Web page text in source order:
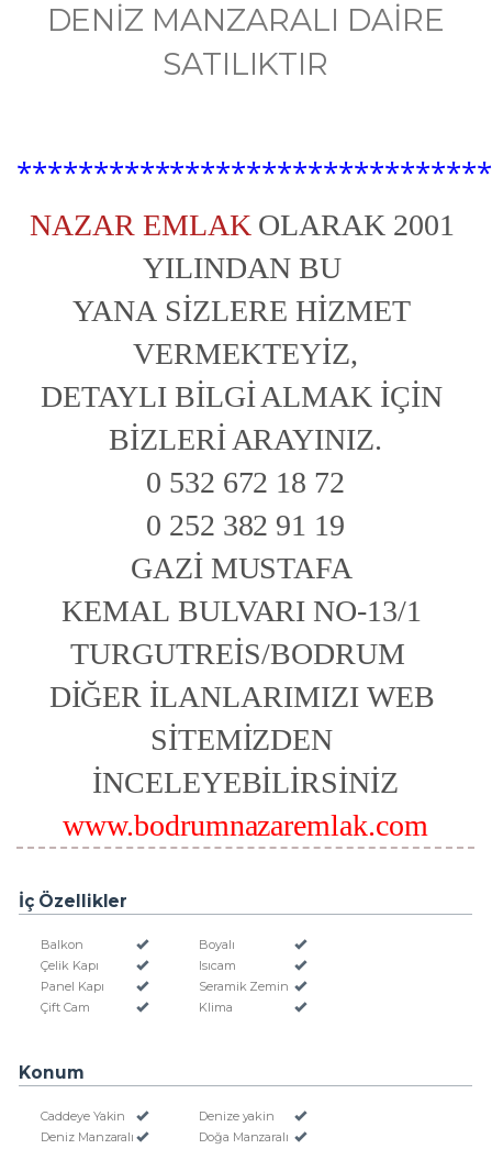
DENİZ MANZARALI DAİRE
SATILIKTIR
NAZAR EMLAK OLARAK 2001
YILINDAN BU
YANA SİZLERE HİZMET
VERMEKTEYİZ,
DETAYLI BİLGİ ALMAK İÇİN
BİZLERİ ARAYINIZ.
0 532 672 18 72
0 252 382 91 19
GAZİ MUSTAFA
KEMAL BULVARI NO-13/1
TURGUTREİS/BODRUM
DİĞER İLANLARIMIZI WEB
SİTEMİZDEN
İNCELEYEBİLİRSİNİZ
www.bodrumnazaremlak.com
İç Özellikler
Balkon
Boyalı
Çelik Kapı
Isıcam
Panel Kapı
Seramik Zemin
Çift Cam
Klima
Konum
Caddeye Yakin
Denize yakin
Deniz Manzaralı
Doğa Manzaralı